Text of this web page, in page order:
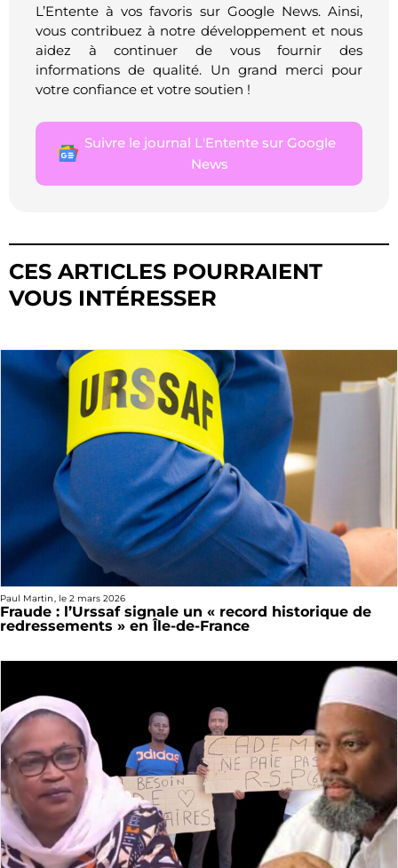
L’Entente à vos favoris sur Google News. Ainsi,
vous contribuez à notre développement et nous
aidez à continuer de vous fournir des
informations de qualité. Un grand merci pour
votre confiance et votre soutien !
Suivre le journal L'Entente sur Google
News
CES ARTICLES POURRAIENT
VOUS INTÉRESSER
Paul Martin, le 2 mars 2026
Fraude : l’Urssaf signale un « record historique de
redressements » en Île-de-France